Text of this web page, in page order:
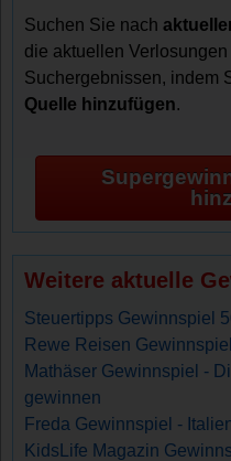
Suchen Sie nach
die aktuellen
Suchergebnissen, indem
Quelle hinzufügen.
Weitere aktuelle
Steuertipps Gewinnspiel
Rewe Reisen
Mathäser Gewinnspiel -
gewinnen
Freda Gewinnspiel -
KidsLife Magazin